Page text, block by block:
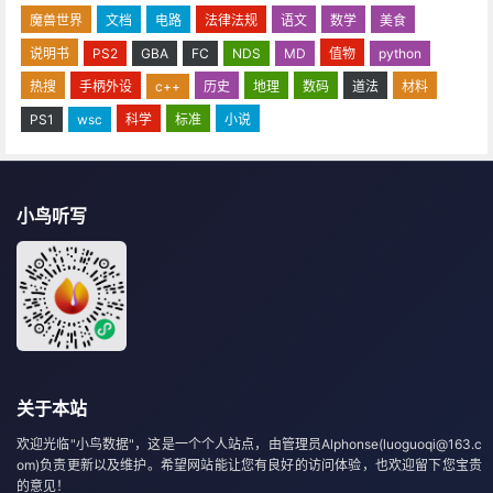
魔兽世界 文档 电路 法律法规 语文 数学
美食
说明书
PS2 GBA FC NDS MD 值物
python
热搜
手柄外设 c++ 历史 地理 数码 道法
材料
PS1
wsc 科学 标准 小说
小鸟听写
关于本站
欢迎光临"小鸟数据"，这是一个个人站点，由管理员Alphonse(luoguoqi@163.c
om)负责更新以及维护。希望网站能让您有良好的访问体验，也欢迎留下您宝贵
的意见！